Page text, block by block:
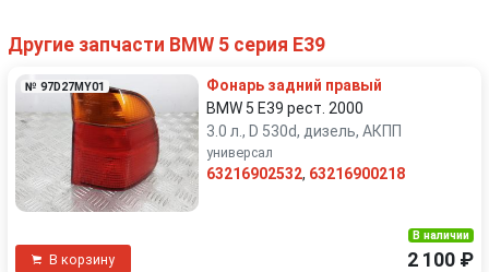
Другие запчасти BMW 5 серия E39
№ 97D27MY01
Фонарь задний правый
BMW 5 E39 рест. 2000
3.0 л., D 530d, дизель, АКПП
универсал
63216902532, 63216900218
В корзину
В наличии
2 100 ₽